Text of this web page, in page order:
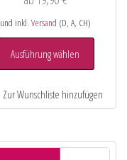
und inkl. Versand (D, A, CH)
Ausführung wählen